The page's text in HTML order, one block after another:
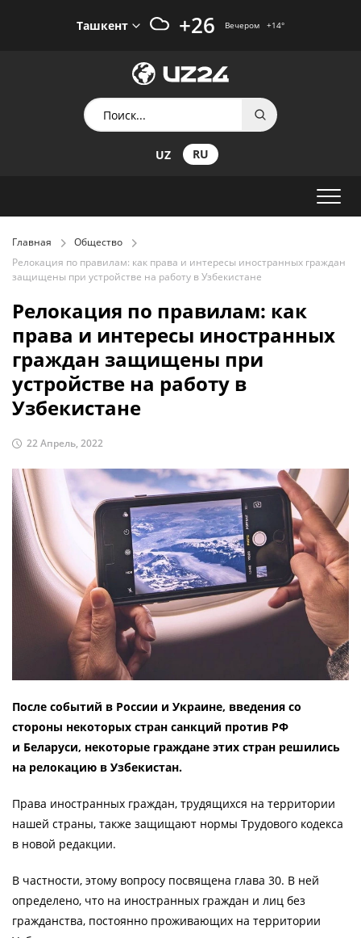
Ташкент +26 Вечером +14°
UZ RU
Главная
Общество
Релокация по правилам: как права и интересы иностранных граждан
защищены при устройстве на работу в Узбекистане
Релокация по правилам: как
права и интересы иностранных
граждан защищены при
устройстве на работу в
Узбекистане
22 Апрель, 2022
После событий в России и Украине, введения со
стороны некоторых стран санкций против РФ
и Беларуси, некоторые граждане этих стран решились
на релокацию в Узбекистан.
Права иностранных граждан, трудящихся на территории
нашей страны, также защищают нормы Трудового кодекса
в новой редакции.
В частности, этому вопросу посвящена глава 30. В ней
определено, что на иностранных граждан и лиц без
гражданства, постоянно проживающих на территории